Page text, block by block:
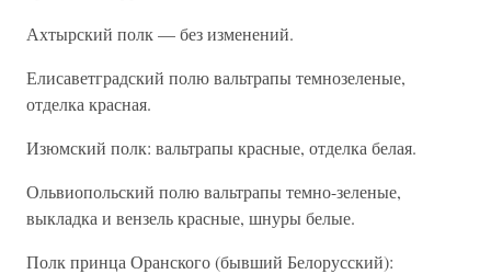
Ахтырский полк — без изменений.
Елисаветградский полю вальтрапы темнозеленые,
отделка красная.
Изюмский полк: вальтрапы красные, отделка белая.
Ольвиопольский полю вальтрапы темно-зеленые,
выкладка и вензель красные, шнуры белые.
Полк принца Оранского (бывший Белорусский):